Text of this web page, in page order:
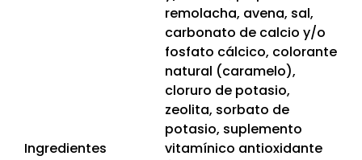
Ingredientes
remolacha, avena, sal,
carbonato de calcio y/o
fosfato cálcico, colorante
natural (caramelo),
cloruro de potasio,
zeolita, sorbato de
potasio, suplemento
vitamínico antioxidante